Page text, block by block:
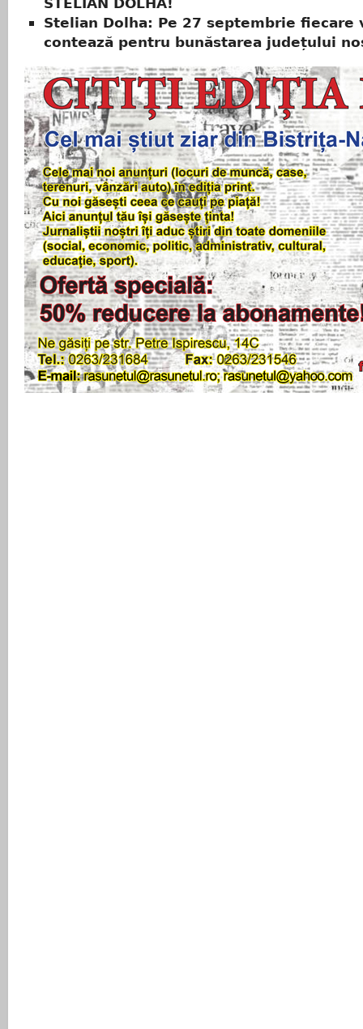
STELIAN DOLHA!
Stelian Dolha: Pe 27 septembrie fiecare
contează pentru bunăstarea județului